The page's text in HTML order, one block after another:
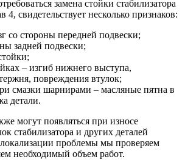
замена стойки стабилизатора
4, свидетельствует несколько признаков:
со стороны передней подвески;
задней подвески;
– изгиб нижнего выступа,
повреждения втулок;
смазки шарнирами – масляные пятна в
детали.
могут появляться при износе
стабилизатора и других деталей
проблемы мы проверяем
необходимый объем работ.